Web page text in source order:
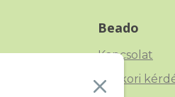
Beado
Kapcsolat
Gyakori